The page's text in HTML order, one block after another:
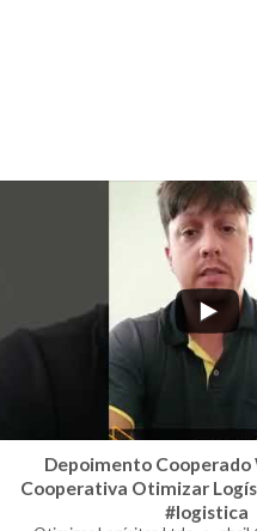
Depoimento Cooperado
Cooperativa Otimizar
#logistica